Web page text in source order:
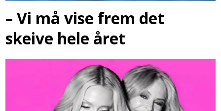
– Vi må vise frem det
skeive hele året